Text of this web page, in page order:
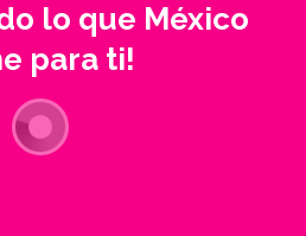
lo que México
para ti!